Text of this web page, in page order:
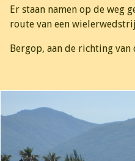
Er staan namen op de weg
route van een
Bergop, aan de richting van